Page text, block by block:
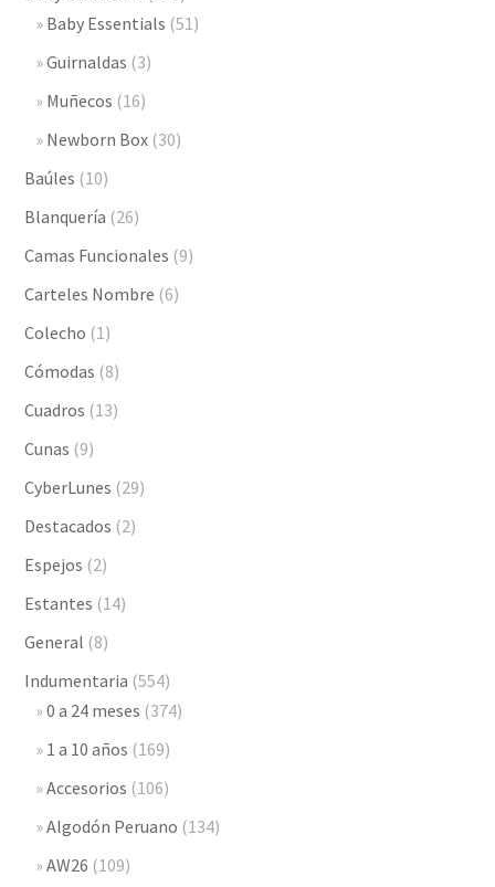
Baby Essentials (51)
Guirnaldas (3)
Muñecos (16)
Newborn Box (30)
Baúles (10)
Blanquería (26)
Camas Funcionales (9)
Carteles Nombre (6)
Colecho (1)
Cómodas (8)
Cuadros (13)
Cunas (9)
CyberLunes (29)
Destacados (2)
Espejos (2)
Estantes (14)
General (8)
Indumentaria (554)
0 a 24 meses (374)
1 a 10 años (169)
Accesorios (106)
Algodón Peruano (134)
AW26 (109)